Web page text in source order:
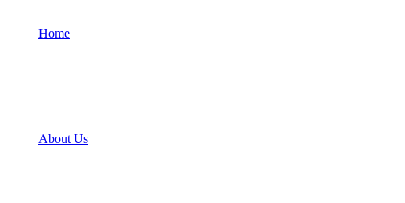
Home
About Us